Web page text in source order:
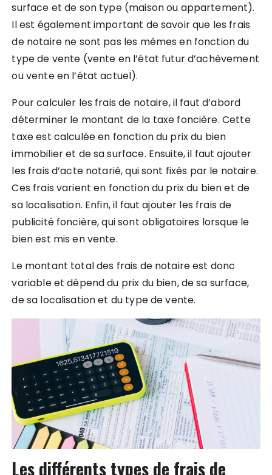
surface et de son type (maison ou appartement).
Il est également important de savoir que les frais
de notaire ne sont pas les mêmes en fonction du
type de vente (vente en l’état futur d’achèvement
ou vente en l’état actuel).
Pour calculer les frais de notaire, il faut d’abord
déterminer le montant de la taxe foncière. Cette
taxe est calculée en fonction du prix du bien
immobilier et de sa surface. Ensuite, il faut ajouter
les frais d’acte notarié, qui sont fixés par le notaire.
Ces frais varient en fonction du prix du bien et de
sa localisation. Enfin, il faut ajouter les frais de
publicité foncière, qui sont obligatoires lorsque le
bien est mis en vente.
Le montant total des frais de notaire est donc
variable et dépend du prix du bien, de sa surface,
de sa localisation et du type de vente.
Les différents types de frais de